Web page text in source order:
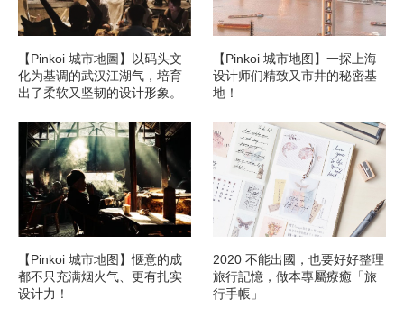
【Pinkoi 城市地圖】以码头文
化为基调的武汉江湖气，培育
出了柔软又坚韧的设计形象。
【Pinkoi 城市地图】一探上海
设计师们精致又市井的秘密基
地！
【Pinkoi 城市地图】惬意的成
都不只充满烟火气、更有扎实
设计力！
2020 不能出國，也要好好整理
旅行記憶，做本專屬療癒「旅
行手帳」